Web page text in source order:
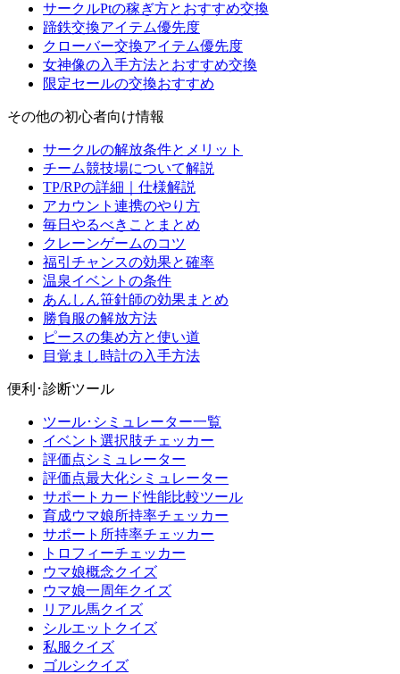
サークルPtの稼ぎ方とおすすめ交換
蹄鉄交換アイテム優先度
クローバー交換アイテム優先度
女神像の入手方法とおすすめ交換
限定セールの交換おすすめ
その他の初心者向け情報
サークルの解放条件とメリット
チーム競技場について解説
TP/RPの詳細｜仕様解説
アカウント連携のやり方
毎日やるべきことまとめ
クレーンゲームのコツ
福引チャンスの効果と確率
温泉イベントの条件
あんしん笹針師の効果まとめ
勝負服の解放方法
ピースの集め方と使い道
目覚まし時計の入手方法
便利･診断ツール
ツール･シミュレーター一覧
イベント選択肢チェッカー
評価点シミュレーター
評価点最大化シミュレーター
サポートカード性能比較ツール
育成ウマ娘所持率チェッカー
サポート所持率チェッカー
トロフィーチェッカー
ウマ娘概念クイズ
ウマ娘一周年クイズ
リアル馬クイズ
シルエットクイズ
私服クイズ
ゴルシクイズ